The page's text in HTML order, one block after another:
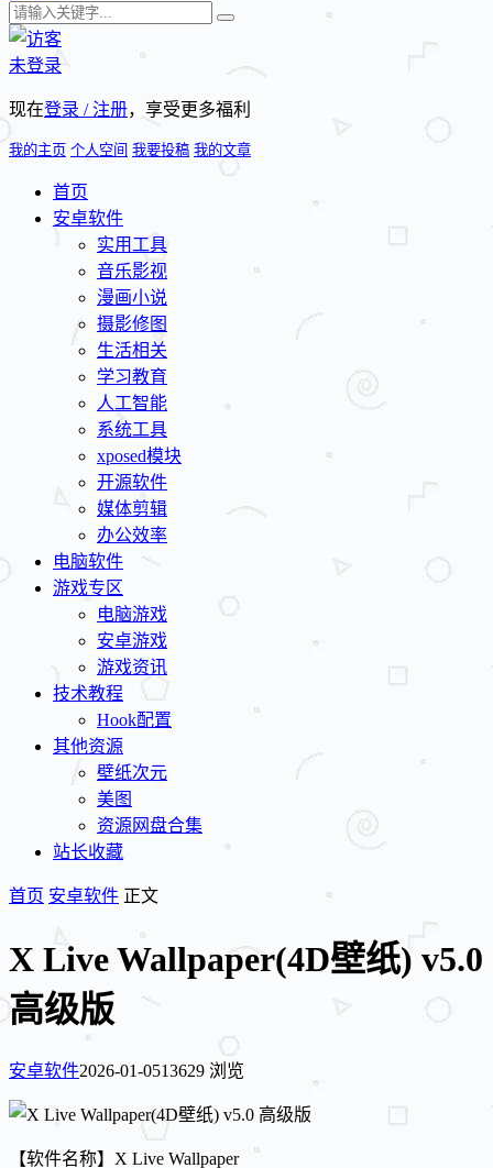
未登录
现在登录 / 注册，享受更多福利
我的主页 个人空间 我要投稿 我的文章
首页
安卓软件
实用工具
音乐影视
漫画小说
摄影修图
生活相关
学习教育
人工智能
系统工具
xposed模块
开源软件
媒体剪辑
办公效率
电脑软件
游戏专区
电脑游戏
安卓游戏
游戏资讯
技术教程
Hook配置
其他资源
壁纸次元
美图
资源网盘合集
站长收藏
首页 安卓软件 正文
X Live Wallpaper(4D壁纸) v5.0
高级版
安卓软件2026-01-0513629 浏览
【软件名称】X Live Wallpaper